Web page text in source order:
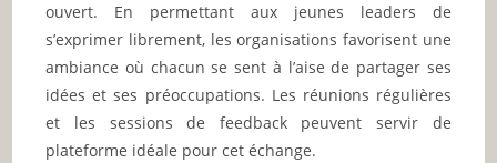
ouvert. En permettant aux jeunes leaders de
s’exprimer librement, les organisations favorisent une
ambiance où chacun se sent à l’aise de partager ses
idées et ses préoccupations. Les réunions régulières
et les sessions de feedback peuvent servir de
plateforme idéale pour cet échange.